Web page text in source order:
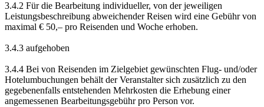
3.4.2 Für die Bearbeitung individueller, von der jeweiligen
Leistungsbeschreibung abweichender Reisen wird eine Gebühr von
maximal € 50,– pro Reisenden und Woche erhoben.
3.4.3 aufgehoben
3.4.4 Bei von Reisenden im Zielgebiet gewünschten Flug- und/oder
Hotelumbuchungen behält der Veranstalter sich zusätzlich zu den
gegebenenfalls entstehenden Mehrkosten die Erhebung einer
angemessenen Bearbeitungsgebühr pro Person vor.